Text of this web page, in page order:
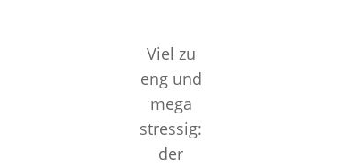
Viel zu
eng und
mega
stressig:
der